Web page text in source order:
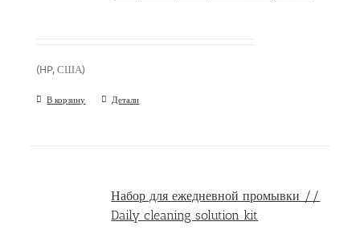
(HP, США)
В корзину Детали
Набор для ежедневной промывки //
Daily cleaning solution kit